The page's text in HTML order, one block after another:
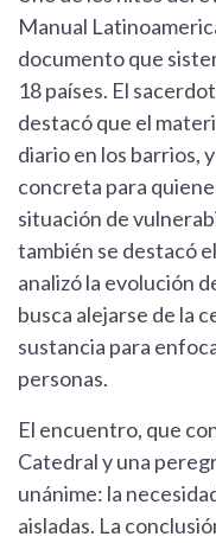
Manual
documento que
18 países. El
destacó que el
diario en los barrios,
concreta para
situación de
también se destacó
analizó la evolución
busca alejarse de la
sustancia para
personas.
El encuentro, que
Catedral y una
unánime: la
aisladas. La